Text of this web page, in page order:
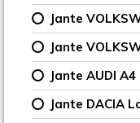
Jante
Jante
Jante AUDI A4
Jante DACIA